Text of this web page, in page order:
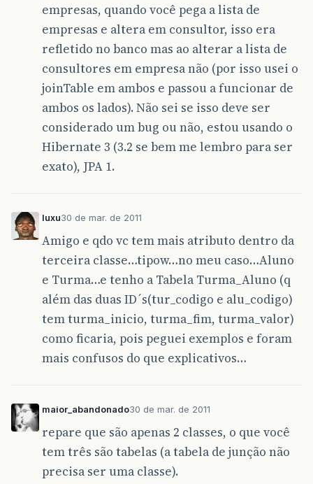
empresas, quando você pega a lista de
empresas e altera em consultor, isso era
refletido no banco mas ao alterar a lista de
consultores em empresa não (por isso usei o
joinTable em ambos e passou a funcionar de
ambos os lados). Não sei se isso deve ser
considerado um bug ou não, estou usando o
Hibernate 3 (3.2 se bem me lembro para ser
exato), JPA 1.
luxu30 de mar. de 2011
Amigo e qdo vc tem mais atributo dentro da
terceira classe…tipow…no meu caso…Aluno
e Turma…e tenho a Tabela Turma_Aluno (q
além das duas ID´s(tur_codigo e alu_codigo)
tem turma_inicio, turma_fim, turma_valor)
como ficaria, pois peguei exemplos e foram
mais confusos do que explicativos…
maior_abandonado30 de mar. de 2011
repare que são apenas 2 classes, o que você
tem três são tabelas (a tabela de junção não
precisa ser uma classe).